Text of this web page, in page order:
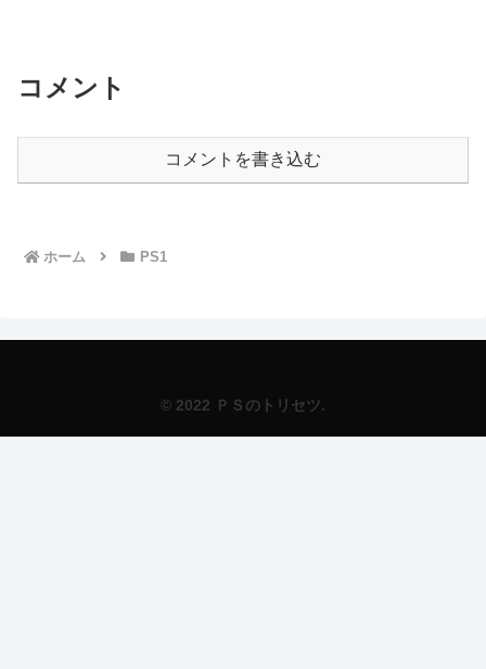
コメント
コメントを書き込む
ホーム PS1
© 2022 ＰＳのトリセツ.